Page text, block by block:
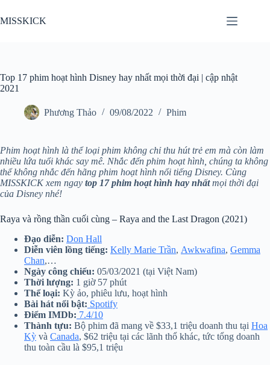
đến
phần
MISSKICK
Top 17 phim hoạt hình Disney hay nhất mọi thời đại | cập nhật
2021
Phương Thảo 09/08/2022 Phim
Phim hoạt hình là thể loại phim không chỉ thu hút trẻ em mà còn làm
nhiều lứa tuổi khác say mê. Nhắc đến phim hoạt hình, chúng ta không
thể không nhắc đến hãng phim hoạt hình nổi tiếng Disney. Cùng
MISSKICK xem ngay top 17 phim hoạt hình hay nhấtmọi thời đại
của Disney nhé!
Raya và rồng thần cuối cùng – Raya and the Last Dragon (2021)
Đạo diễn: Don Hall
Diễn viên lồng tiếng: Kelly Marie Trần, Awkwafina, Gemma
Chan,…
Ngày công chiếu: 05/03/2021 (tại Việt Nam)
Thời lượng: 1 giờ 57 phút
Thể loại: Kỳ ảo, phiêu lưu, hoạt hình
Bài hát nổi bật: Spotify
Điểm IMDb: 7.4/10
Thành tựu: Bộ phim đã mang về $33,1 triệu doanh thu tại Hoa
Kỳ và Canada, $62 triệu tại các lãnh thổ khác, tức tổng doanh
thu toàn cầu là $95,1 triệu